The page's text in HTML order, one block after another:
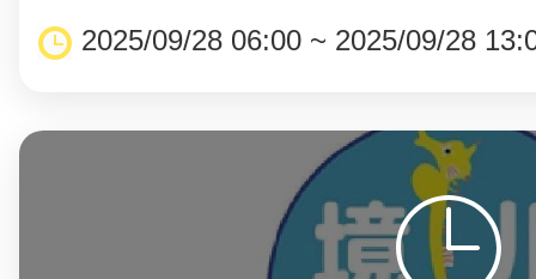
2025/09/28 06:00 ~ 2025/09/28